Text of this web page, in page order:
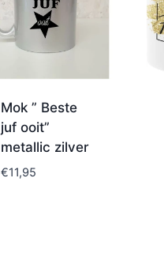
Mok ” Beste
juf ooit”
metallic zilver
€11,95